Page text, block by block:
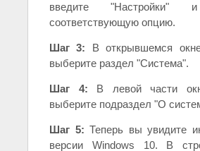
введите "Настройки"
соответствующую опцию.
Шаг 3: В открывшемся
выберите раздел "Система".
Шаг 4: В левой части
выберите подраздел "О
Шаг 5: Теперь вы увидите
версии Windows 10. В